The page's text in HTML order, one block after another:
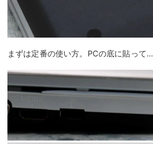
まずは定番の使い方。PCの底に貼って…